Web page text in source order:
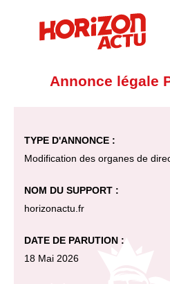
Annonce légale
TYPE D'ANNONCE :
Modification des organes de
NOM DU SUPPORT :
horizonactu.fr
DATE DE PARUTION :
18 Mai 2026